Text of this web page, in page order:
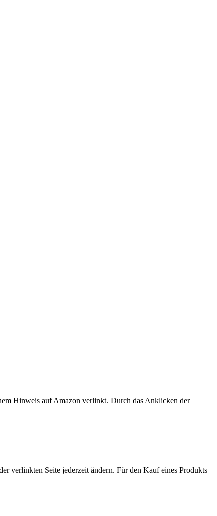
Hinweis auf Amazon verlinkt. Durch das Anklicken der
verlinkten Seite jederzeit ändern. Für den Kauf eines Produkts